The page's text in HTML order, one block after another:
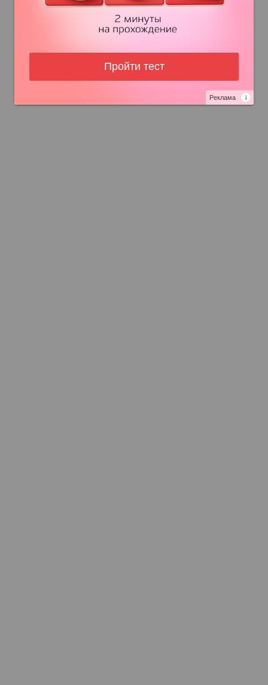
Пройти тест
Реклама i